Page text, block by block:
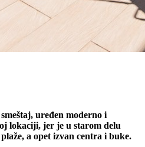
uređen moderno i
lokaciji, jer je u starom delu
a opet izvan centra i buke.